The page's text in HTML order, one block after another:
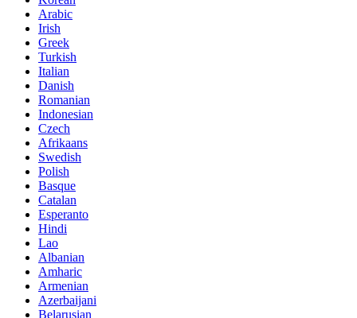
Arabic
Irish
Greek
Turkish
Italian
Danish
Romanian
Indonesian
Czech
Afrikaans
Swedish
Polish
Basque
Catalan
Esperanto
Hindi
Lao
Albanian
Amharic
Armenian
Azerbaijani
Belarusian